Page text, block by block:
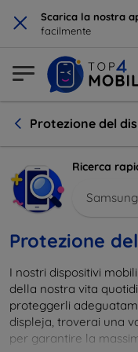
× Scarica la nostra
facilmente
Protezione del
Ricerca
Protezione
I nostri dispositivi
della nostra vita
proteggerli
displeja, troverai una
per garantire la